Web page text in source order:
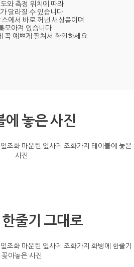
와 측정 위치에 따라
달라질 수 있습니다
에서 바로 꺼낸 새상품이며
모아져 있습니다
꼭 예쁘게 펼쳐서 확인하세요
에 놓은 사진
줄기 그대로